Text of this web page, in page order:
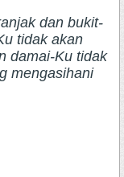
dan bukit-
tidak akan
damai-Ku tidak
mengasihani